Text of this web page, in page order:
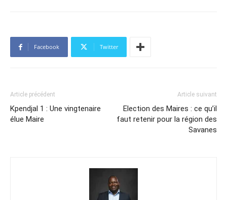
Facebook Twitter
Article précédent
Kpendjal 1 : Une vingtenaire
élue Maire
Article suivant
Election des Maires : ce qu’il
faut retenir pour la région des
Savanes